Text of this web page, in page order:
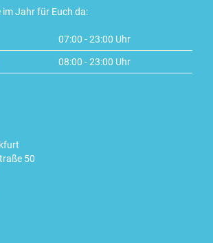
im Jahr für Euch da:
07:00 - 23:00 Uhr
08:00 - 23:00 Uhr
50